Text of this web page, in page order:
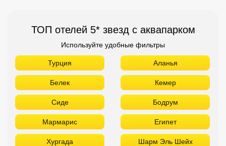
ТОП отелей 5* звезд с аквапарком
Используйте удобные фильтры
Турция Аланья
Белек Кемер
Сиде Бодрум
Мармарис Египет
Хургада Шарм Эль Шейх